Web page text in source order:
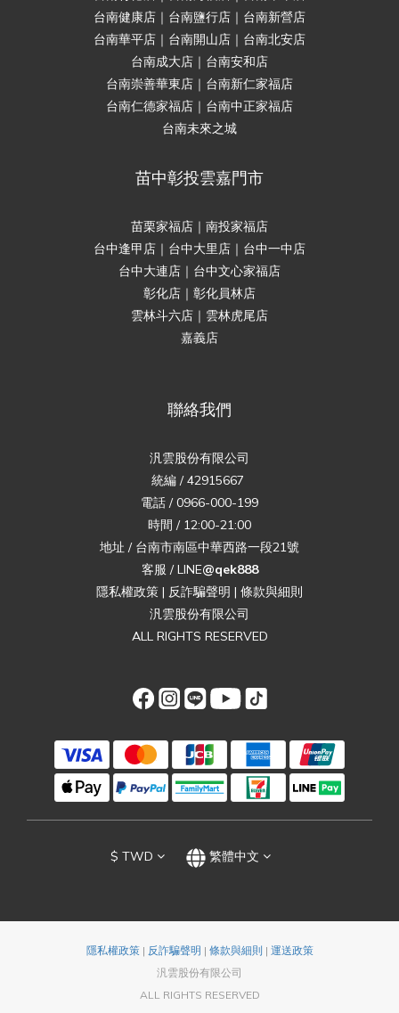
台南健康店｜台南鹽行店｜台南新營店
台南華平店｜台南開山店｜台南北安店
台南成大店｜台南安和店
台南崇善華東店｜台南新仁家福店
台南仁德家福店｜台南中正家福店
台南未來之城
苗中彰投雲嘉門市
苗栗家福店｜南投家福店
台中逢甲店｜台中大里店｜台中一中店
台中大連店｜台中文心家福店
彰化店｜彰化員林店
雲林斗六店｜雲林虎尾店
嘉義店
聯絡我們
汎雲股份有限公司
統編 / 42915667
電話 / 0966-000-199
時間 / 12:00-21:00
地址 / 台南市南區中華西路一段21號
客服 / LINE@qek888
隱私權政策 | 反詐騙聲明 | 條款與細則
汎雲股份有限公司
ALL RIGHTS RESERVED
$ TWD 繁體中文
隱私權政策| 反詐騙聲明 | 條款與細則 | 運送政策
汎雲股份有限公司
ALL RIGHTS RESERVED